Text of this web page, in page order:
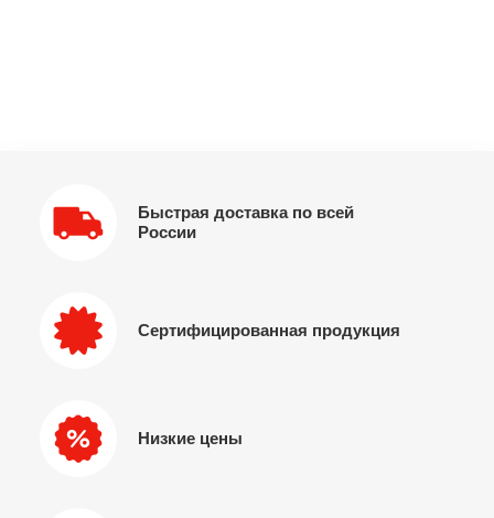
Быстрая доставка по всей
России
Сертифицированная продукция
Низкие цены